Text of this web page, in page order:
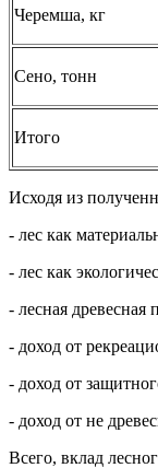
Черемша, кг
Сено, тонн
Итого
Исходя из
- лес как
- лес как
- лесная
- доход от
- доход от
- доход от не
Всего, вклад